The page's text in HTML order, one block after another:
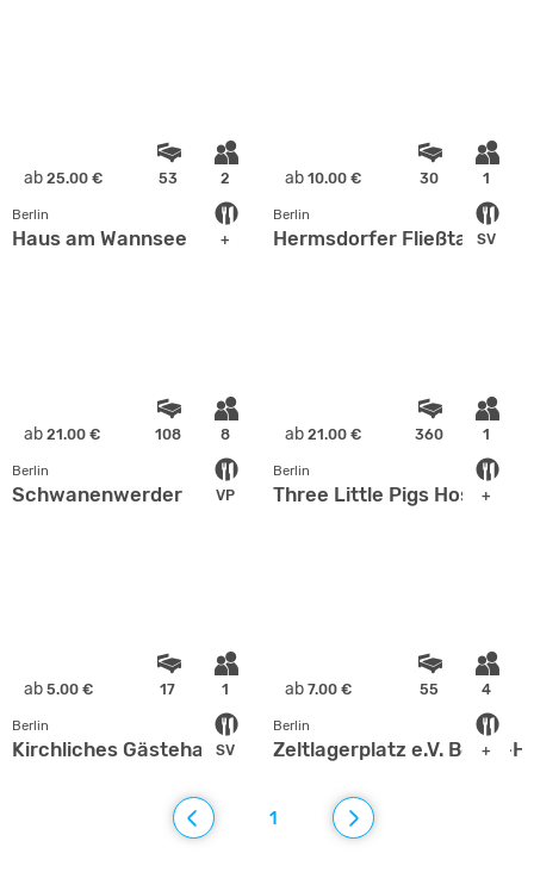
ab 25.00 € 53 2
+
Berlin
Haus am Wannsee
ab 10.00 € 30 1
SV
Berlin
Hermsdorfer Fließtal
ab 21.00 € 108 8
VP
Berlin
Schwanenwerder
ab 21.00 € 360 1
+
Berlin
Three Little Pigs Hostel
ab 5.00 € 17 1
SV
Berlin
Kirchliches Gästehaus
ab 7.00 € 55 4
+
Berlin
Zeltlagerplatz e.V. Berlin-
1